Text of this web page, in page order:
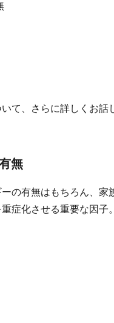
て、さらに詳しくお話
無
の有無はもちろん、
症化させる重要な因子